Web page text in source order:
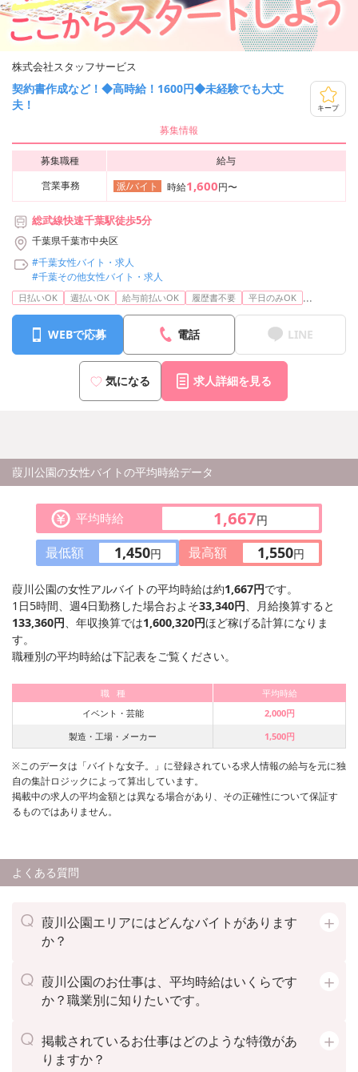
株式会社スタッフサービス
契約書作成など！◆高時給！1600円◆未経験でも大丈
夫！
キープ
募集情報
募集職種
給与
営業事務
派/バイト 時給1,600円〜
総武線快速千葉駅徒歩5分
千葉県千葉市中央区
#千葉女性バイト・求人
#千葉その他女性バイト・求人
日払いOK 週払いOK 給与前払いOK 履歴書不要 平日のみOK ...
WEBで応募 電話 LINE
気になる 求人詳細を見る
葭川公園の女性バイトの平均時給データ
平均時給 1,667円
最低額 1,450円 最高額 1,550円
葭川公園の女性アルバイトの平均時給は約1,667円です。
1日5時間、週4日勤務した場合およそ33,340円、月給換算すると
133,360円、年収換算では1,600,320円ほど稼げる計算になりま
す。
職種別の平均時給は下記表をご覧ください。
職 種
平均時給
イベント・芸能
2,000円
製造・工場・メーカー
1,500円
※このデータは「バイトな女子。」に登録されている求人情報の給与を元に独
自の集計ロジックによって算出しています。
掲載中の求人の平均金額とは異なる場合があり、その正確性について保証す
るものではありません。
よくある質問
葭川公園エリアにはどんなバイトがあります
か？
葭川公園のお仕事は、平均時給はいくらです
か？職業別に知りたいです。
掲載されているお仕事はどのような特徴があ
りますか？